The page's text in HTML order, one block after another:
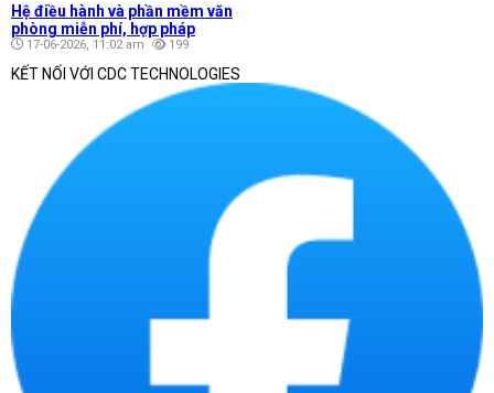
Hệ điều hành và phần mềm văn
phòng miễn phí, hợp pháp
17-06-2026, 11:02 am 199
KẾT NỐI VỚI CDC TECHNOLOGIES